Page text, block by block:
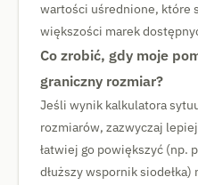
wartości uśrednione, które
większości marek
Co zrobić, gdy moje
graniczny rozmiar?
Jeśli wynik kalkulatora
rozmiarów, zazwyczaj
łatwiej go powiększyć (np.
dłuższy wspornik